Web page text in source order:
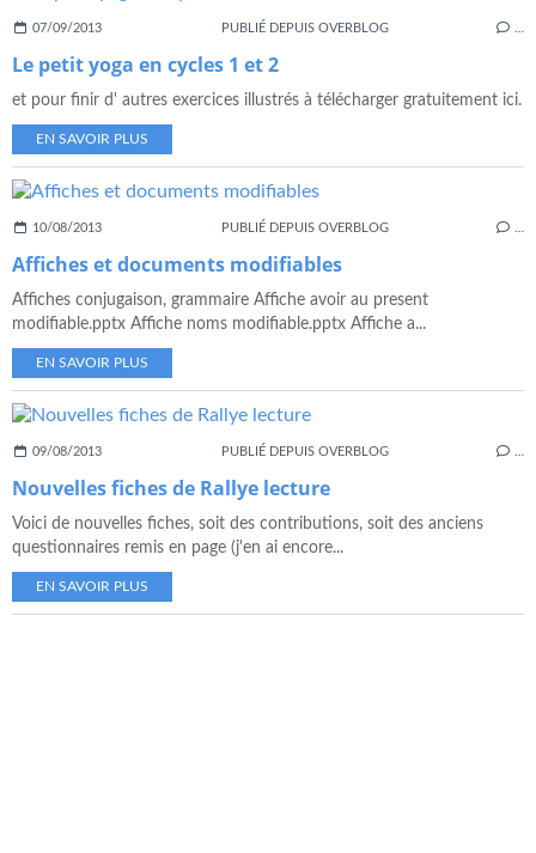
07/09/2013 PUBLIÉ DEPUIS OVERBLOG
Le petit yoga en cycles 1 et 2
et pour finir d' autres exercices illustrés à télécharger gratuitement ici.
EN SAVOIR PLUS
10/08/2013 PUBLIÉ DEPUIS OVERBLOG
Affiches et documents modifiables
Affiches conjugaison, grammaire Affiche avoir au present
modifiable.pptx Affiche noms modifiable.pptx Affiche a...
EN SAVOIR PLUS
09/08/2013 PUBLIÉ DEPUIS OVERBLOG
Nouvelles fiches de Rallye lecture
Voici de nouvelles fiches, soit des contributions, soit des anciens
questionnaires remis en page (j'en ai encore...
EN SAVOIR PLUS